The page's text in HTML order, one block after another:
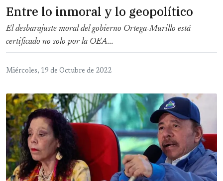
Entre lo inmoral y lo geopolítico
El desbarajuste moral del gobierno Ortega-Murillo está
certificado no solo por la OEA...
Miércoles, 19 de Octubre de 2022